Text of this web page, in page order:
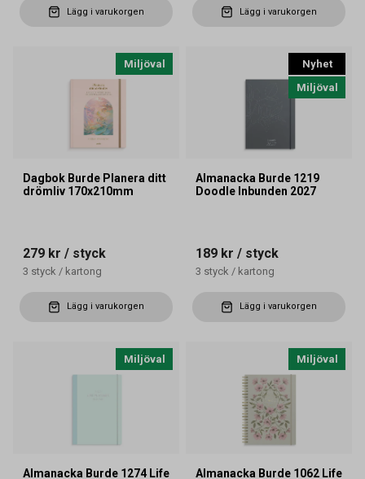
Lägg i varukorgen Lägg i varukorgen
Miljöval
Dagbok Burde Planera ditt
drömliv 170x210mm
279 kr / styck
3 styck / kartong
Lägg i varukorgen
Nyhet
Miljöval
Almanacka Burde 1219
Doodle Inbunden 2027
189 kr / styck
3 styck / kartong
Lägg i varukorgen
Miljöval
Almanacka Burde 1274 Life
Miljöval
Almanacka Burde 1062 Life